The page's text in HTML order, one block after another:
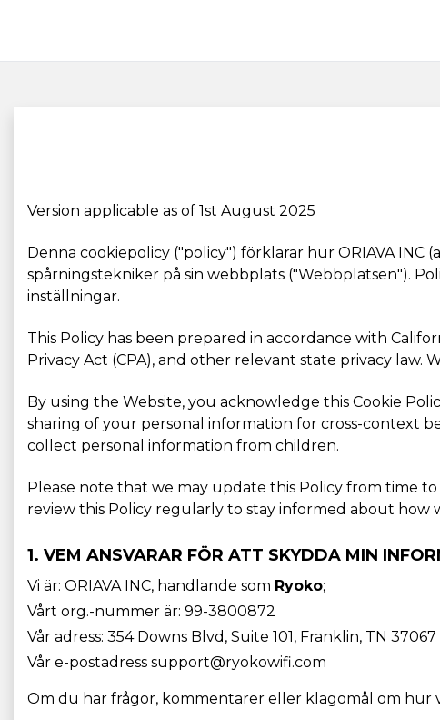
Version applicable as of 1st August 2025
Denna cookiepolicy ("policy") förklarar hur ORIAVA INC
spårningstekniker på sin webbplats ("Webbplatsen").
inställningar.
This Policy has been prepared in accordance with
Privacy Act (CPA), and other relevant state privacy
By using the Website, you acknowledge this Cookie
sharing of your personal information for cross-context
collect personal information from children.
Please note that we may update this Policy from time
review this Policy regularly to stay informed about how
1. VEM ANSVARAR FÖR ATT SKYDDA MIN
Vi är: ORIAVA INC, handlande som Ryoko;
Vårt org.-nummer är: 99-3800872
Vår adress: 354 Downs Blvd, Suite 101, Franklin, TN 37067
Vår e-postadress support@ryokowifi.com
Om du har frågor, kommentarer eller klagomål om hur